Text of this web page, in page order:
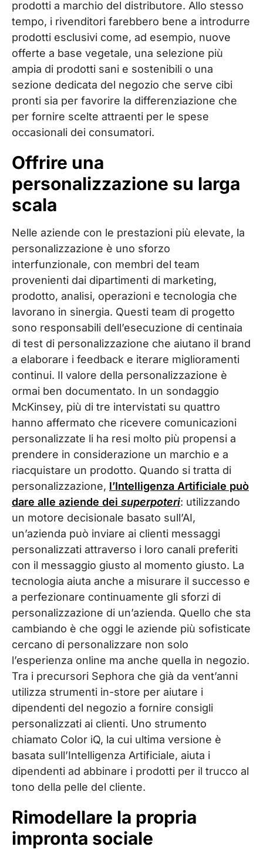
prodotti a marchio del distributore. Allo stesso
tempo, i rivenditori farebbero bene a introdurre
prodotti esclusivi come, ad esempio, nuove
offerte a base vegetale, una selezione più
ampia di prodotti sani e sostenibili o una
sezione dedicata del negozio che serve cibi
pronti sia per favorire la differenziazione che
per fornire scelte attraenti per le spese
occasionali dei consumatori.
Offrire una
personalizzazione su larga
scala
Nelle aziende con le prestazioni più elevate, la
personalizzazione è uno sforzo
interfunzionale, con membri del team
provenienti dai dipartimenti di marketing,
prodotto, analisi, operazioni e tecnologia che
lavorano in sinergia. Questi team di progetto
sono responsabili dell’esecuzione di centinaia
di test di personalizzazione che aiutano il brand
a elaborare i feedback e iterare miglioramenti
continui. Il valore della personalizzazione è
ormai ben documentato. In un sondaggio
McKinsey, più di tre intervistati su quattro
hanno affermato che ricevere comunicazioni
personalizzate li ha resi molto più propensi a
prendere in considerazione un marchio e a
riacquistare un prodotto. Quando si tratta di
personalizzazione, l’Intelligenza Artificiale può
dare alle aziende dei superpoteri: utilizzando
un motore decisionale basato sull’AI,
un’azienda può inviare ai clienti messaggi
personalizzati attraverso i loro canali preferiti
con il messaggio giusto al momento giusto. La
tecnologia aiuta anche a misurare il successo e
a perfezionare continuamente gli sforzi di
personalizzazione di un’azienda. Quello che sta
cambiando è che oggi le aziende più sofisticate
cercano di personalizzare non solo
l’esperienza online ma anche quella in negozio.
Tra i precursori Sephora che già da vent’anni
utilizza strumenti in-store per aiutare i
dipendenti del negozio a fornire consigli
personalizzati ai clienti. Uno strumento
chiamato Color iQ, la cui ultima versione è
basata sull’Intelligenza Artificiale, aiuta i
dipendenti ad abbinare i prodotti per il trucco al
tono della pelle del cliente.
Rimodellare la propria
impronta sociale